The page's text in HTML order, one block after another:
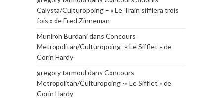
Calysta/Culturopoing – « Le Train sifflera trois
fois » de Fred Zinneman
Muniroh Burdanidans Concours
Metropolitan/Culturopoing -« Le Sifflet » de
Corin Hardy
gregory tarmoul dans Concours
Metropolitan/Culturopoing -« Le Sifflet » de
Corin Hardy